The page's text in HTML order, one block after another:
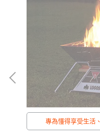
專為懂得享受生活